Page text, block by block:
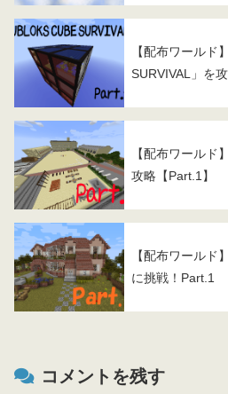
【配布ワールド
SURVIVAL」を
【配布ワールド
攻略【Part.1】
【配布ワールド
に挑戦！Part.1
コメントを残す